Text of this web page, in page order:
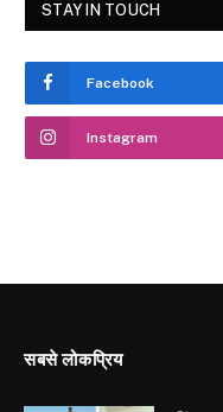
STAY IN TOUCH
Facebook
Instagram
सबसे लोकप्रिय